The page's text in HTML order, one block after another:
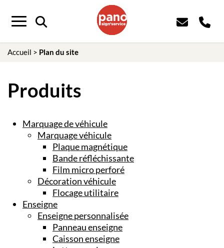
Menu
Accueil > Plan du site
Produits
Marquage de véhicule
Marquage véhicule
Plaque magnétique
Bande réfléchissante
Film micro perforé
Décoration véhicule
Flocage utilitaire
Enseigne
Enseigne personnalisée
Panneau enseigne
Caisson enseigne